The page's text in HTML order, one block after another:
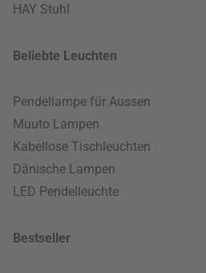
HAY Stuhl
Beliebte Leuchten
Pendellampe für Aussen
Muuto Lampen
Kabellose Tischleuchten
Dänische Lampen
LED Pendelleuchte
Bestseller